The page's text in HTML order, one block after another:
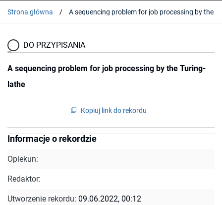
Strona główna
DO PRZYPISANIA
A sequencing problem for job processing by the Turing-
lathe
Kopiuj link do rekordu
Informacje o rekordzie
Opiekun:
Redaktor:
Utworzenie rekordu: 09.06.2022, 00:12